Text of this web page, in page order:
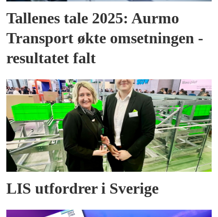
Tallenes tale 2025: Aurmo
Transport økte omsetningen -
resultatet falt
LIS utfordrer i Sverige